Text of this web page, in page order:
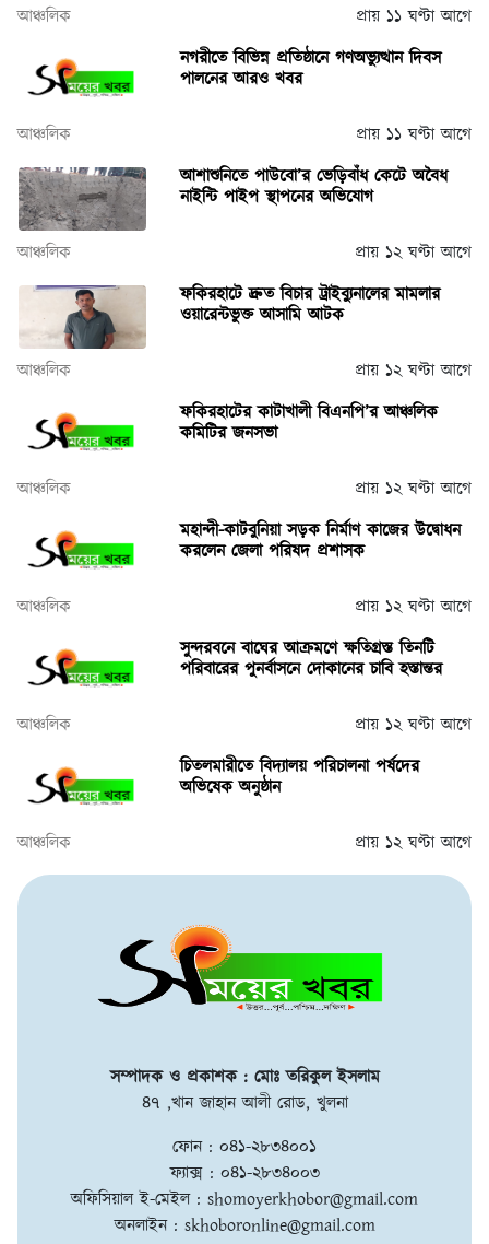
আঞ্চলিক
প্রায় ১১ ঘণ্টা আগে
নগরীতে বিভিন্ন প্রতিষ্ঠানে গণঅভ্যুত্থান দিবস
পালনের আরও খবর
আঞ্চলিক
প্রায় ১১ ঘণ্টা আগে
আশাশুনিতে পাউবো’র ভেড়িবাঁধ কেটে অবৈধ
নাইন্টি পাইপ স্থাপনের অভিযোগ
আঞ্চলিক
প্রায় ১২ ঘণ্টা আগে
ফকিরহাটে দ্রুত বিচার ট্রাইব্যুনালের মামলার
ওয়ারেন্টভুক্ত আসামি আটক
আঞ্চলিক
প্রায় ১২ ঘণ্টা আগে
ফকিরহাটের কাটাখালী বিএনপি’র আঞ্চলিক
কমিটির জনসভা
আঞ্চলিক
প্রায় ১২ ঘণ্টা আগে
মহান্দী-কাটবুনিয়া সড়ক নির্মাণ কাজের উদ্বোধন
করলেন জেলা পরিষদ প্রশাসক
আঞ্চলিক
প্রায় ১২ ঘণ্টা আগে
সুন্দরবনে বাঘের আক্রমণে ক্ষতিগ্রস্ত তিনটি
পরিবারের পুনর্বাসনে দোকানের চাবি হস্তান্তর
আঞ্চলিক
প্রায় ১২ ঘণ্টা আগে
চিতলমারীতে বিদ্যালয় পরিচালনা পর্ষদের
অভিষেক অনুষ্ঠান
আঞ্চলিক প্রায় ১২ ঘণ্টা আগে
সম্পাদক ও প্রকাশক : মোঃ তরিকুল ইসলাম
৪৭ ,খান জাহান আলী রোড, খুলনা
ফোন : ০৪১-২৮৩৪০০১
ফ্যাক্স : ০৪১-২৮৩৪০০৩
অফিসিয়াল ই-মেইল : shomoyerkhobor@gmail.com
অনলাইন : skhoboronline@gmail.com